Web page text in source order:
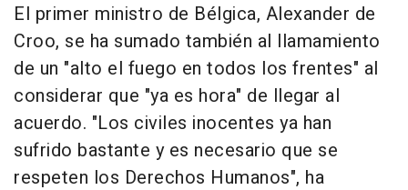
El primer ministro de Bélgica, Alexander de
Croo, se ha sumado también al llamamiento
de un "alto el fuego en todos los frentes" al
considerar que "ya es hora" de llegar al
acuerdo. "Los civiles inocentes ya han
sufrido bastante y es necesario que se
respeten los Derechos Humanos", ha